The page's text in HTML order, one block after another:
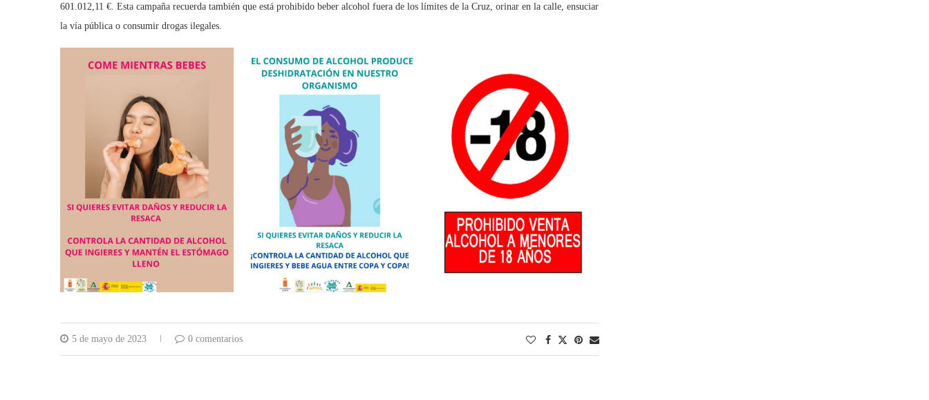
601.012,11 €. Esta campaña recuerda también que está prohibido beber alcohol fuera de los límites de la Cruz, orinar en la calle, ensuciar
la vía pública o consumir drogas ilegales.
5 de mayo de 2023 0 comentarios